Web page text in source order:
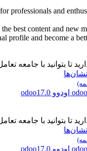
professionals and
the best content and new
profile and become a
تا بتوانید با جامعه
نشان‌ها
odoo اودوو odoo17.0
تا بتوانید با جامعه
نشان‌ها
odoo اودوو odoo17.0